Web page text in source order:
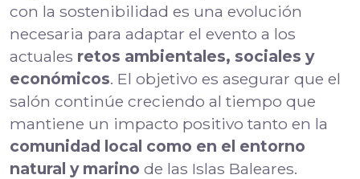
con la sostenibilidad es una evolución
necesaria para adaptar el evento a los
actuales retos ambientales, sociales y
económicos. El objetivo es asegurar que el
salón continúe creciendo al tiempo que
mantiene un impacto positivo tanto en la
comunidad local como en el entorno
natural y marino de las Islas Baleares.